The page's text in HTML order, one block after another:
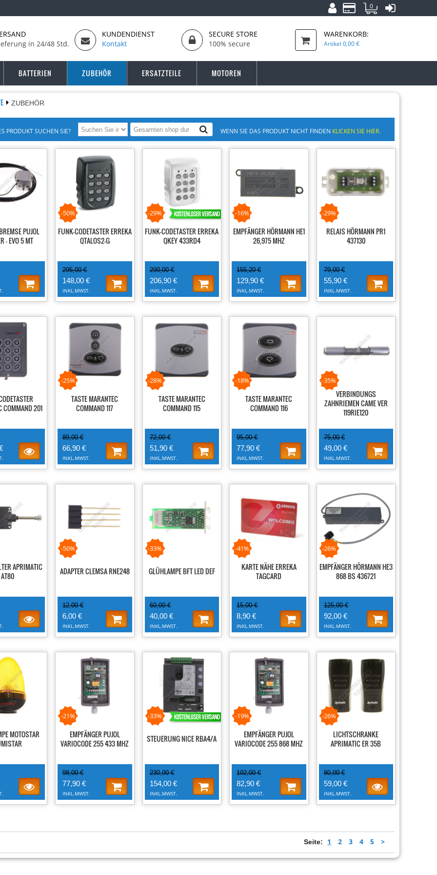
0
in 24/48 Std.
KUNDENDIENST
Kontakt
SECURE STORE
100% secure
WARENKORB:
Artikel 0,00 €
BATTERIEN ZUBEHÖR ERSATZTEILE MOTOREN
ZUBEHÖR
PRODUKT SUCHEN SIE? WENN SIE DAS PRODUKT NICHT FINDEN KLICKEN SIE HIER.
PUJOL
- EVO 5 MT
-50%
FUNK-CODETASTER ERREKA
QTALOS2-G
295,00 €
148,00 €
INKL.MWST.
-29%
FUNK-CODETASTER ERREKA
QKEY 433RD4
290,00 €
206,90 €
INKL.MWST.
-16%
EMPFÄNGER HÖRMANN HE1
26,975 MHZ
155,20 €
129,90 €
INKL.MWST.
-29%
RELAIS HÖRMANN PR1
437130
79,00 €
55,90 €
INKL.MWST.
COMMAND 201
-25%
TASTE MARANTEC
COMMAND 117
89,00 €
66,90 €
INKL.MWST.
-28%
TASTE MARANTEC
COMMAND 115
72,00 €
51,90 €
INKL.MWST.
-18%
TASTE MARANTEC
COMMAND 116
95,00 €
77,90 €
INKL.MWST.
-35%
VERBINDUNGS
ZAHNRIEMEN CAME VER
119RIE120
75,00 €
49,00 €
INKL.MWST.
APRIMATIC
AT80
-50%
ADAPTER CLEMSA RNE248
12,00 €
6,00 €
INKL.MWST.
-33%
GLÜHLAMPE BFT LED DEF
60,00 €
40,00 €
INKL.MWST.
-41%
KARTE NÄHE ERREKA
TAGCARD
15,00 €
8,90 €
INKL.MWST.
-26%
EMPFÄNGER HÖRMANN HE3
868 BS 436721
125,00 €
92,00 €
INKL.MWST.
MOTOSTAR
-21%
EMPFÄNGER PUJOL
VARIOCODE 255 433 MHZ
98,00 €
77,90 €
INKL.MWST.
-33%
STEUERUNG NICE RBA4/A
230,00 €
154,00 €
INKL.MWST.
-19%
EMPFÄNGER PUJOL
VARIOCODE 255 868 MHZ
102,00 €
82,90 €
INKL.MWST.
-26%
LICHTSCHRANKE
APRIMATIC ER 35B
80,00 €
59,00 €
INKL.MWST.
Seite: 1 2 3 4 5 >